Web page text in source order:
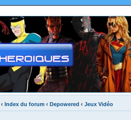
‹ Index du forum ‹ Depowered ‹ Jeux Vidéo